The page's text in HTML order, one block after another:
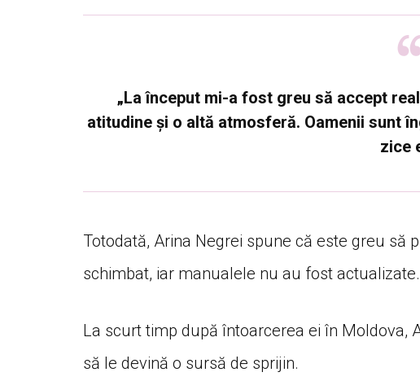
„La început mi-a fost greu să accept
atitudine și o altă atmosferă. Oamenii sunt
zice
Totodată, Arina Negrei spune că este greu să
schimbat, iar manualele nu au fost actualizate.
La scurt timp după întoarcerea ei în Moldova,
să le devină o sursă de sprijin.